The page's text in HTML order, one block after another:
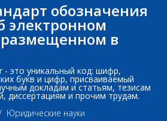
обозначения
электронном
в
- это уникальный код: шифр,
букв и цифр, присваиваемый
докладам и статьям, тезисам
диссертациям и прочим трудам.
Юридические науки